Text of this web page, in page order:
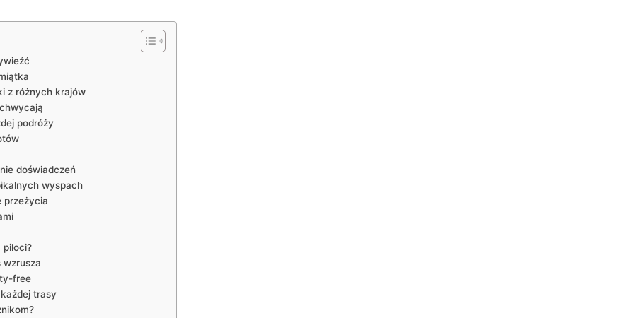
z‌ różnych krajów
podróży
doświadczeń
wyspach
przeżycia
⁤piloci?
wzrusza
free
trasy